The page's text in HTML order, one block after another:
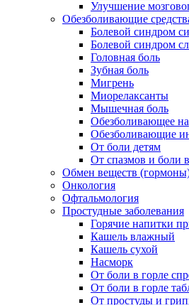
Улучшение
Обезболивающие
Болевой синдром
Болевой синдром
Головная боль
Зубная боль
Мигрень
Миорелаксанты
Мышечная боль
Обезболивающее
Обезболивающие
От боли детям
От спазмов и боли
Обмен веществ
Онкология
Офтальмология
Простудные заболевания
Горячие напитки
Кашель влажный
Кашель сухой
Насморк
От боли в горле
От боли в горле
От простуды и